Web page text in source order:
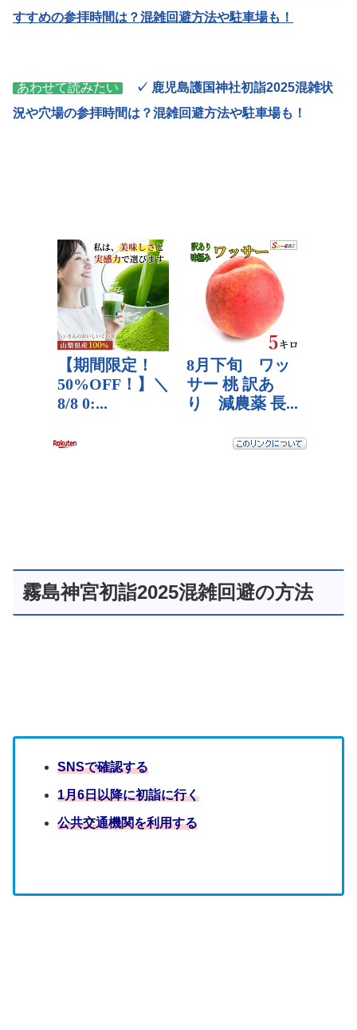
すすめの参拝時間は？混雑回避方法や駐車場も！
あわせて読みたい ✓ 鹿児島護国神社初詣2025混雑状
況や穴場の参拝時間は？混雑回避方法や駐車場も！
霧島神宮初詣2025混雑回避の方法
SNSで確認する
1月6日以降に初詣に行く
公共交通機関を利用する